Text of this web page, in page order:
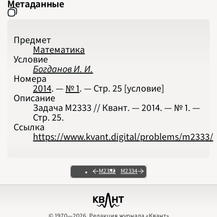
Метаданные
Предмет
Математика
Условие
Богданов И. И.
Номера
2014. —№ 1. — Стр.25 [условие]
Описание
Задача М2333 // Квант. — 2014. — № 1. —
Стр. 25.
Ссылка
https://www.kvant.digital/problems/m2333/
М2332 М2334